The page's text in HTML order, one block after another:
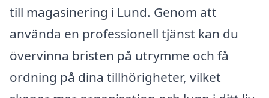
till magasinering i Lund. Genom att
använda en professionell tjänst kan du
övervinna bristen på utrymme och få
ordning på dina tillhörigheter, vilket